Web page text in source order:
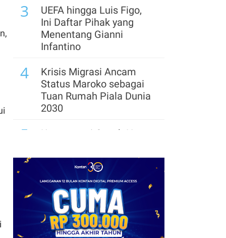
3
UEFA hingga Luis Figo,
Ini Daftar Pihak yang
Menentang Gianni
Infantino
4
Krisis Migrasi Ancam
Status Maroko sebagai
Tuan Rumah Piala Dunia
2030
5
Kontroversi Coach Hong
Polisi Geledah Federasi
Sepak Bola Korsel
6
Arsenal Perpanjang
Kerja Sama dengan
Emirates hingga 2033, Ini
Detail Kemitraannya